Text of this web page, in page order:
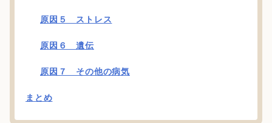
原因５ ストレス
原因６ 遺伝
原因７ その他の病気
まとめ